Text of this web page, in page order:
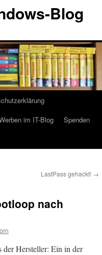
Blog
im IT-Blog
Spenden
LastPass gehackt! →
nach
der Hersteller: Ein in der